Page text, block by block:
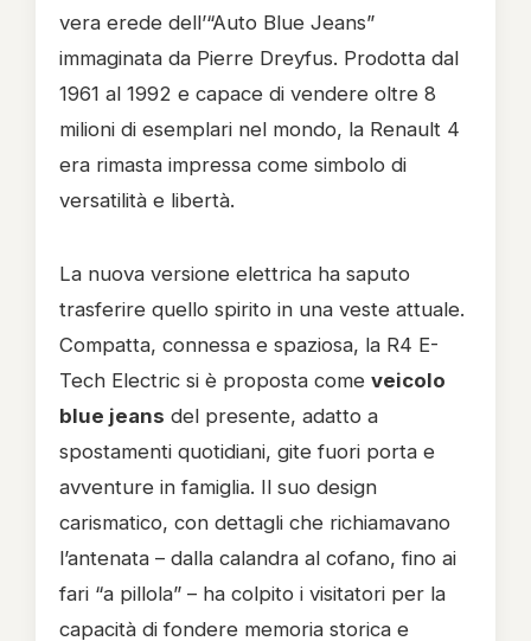
vera erede dell’“Auto Blue Jeans”
immaginata da Pierre Dreyfus. Prodotta dal
1961 al 1992 e capace di vendere oltre 8
milioni di esemplari nel mondo, la Renault 4
era rimasta impressa come simbolo di
versatilità e libertà.
La nuova versione elettrica ha saputo
trasferire quello spirito in una veste attuale.
Compatta, connessa e spaziosa, la R4 E-
Tech Electric si è proposta come veicolo
blue jeans del presente, adatto a
spostamenti quotidiani, gite fuori porta e
avventure in famiglia. Il suo design
carismatico, con dettagli che richiamavano
l’antenata – dalla calandra al cofano, fino ai
fari “a pillola” – ha colpito i visitatori per la
capacità di fondere memoria storica e